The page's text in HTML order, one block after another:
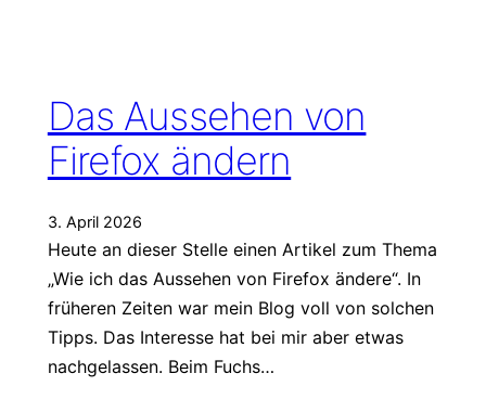
Das Aussehen von
Firefox ändern
3. April 2026
Heute an dieser Stelle einen Artikel zum Thema
„Wie ich das Aussehen von Firefox ändere“. In
früheren Zeiten war mein Blog voll von solchen
Tipps. Das Interesse hat bei mir aber etwas
nachgelassen. Beim Fuchs…